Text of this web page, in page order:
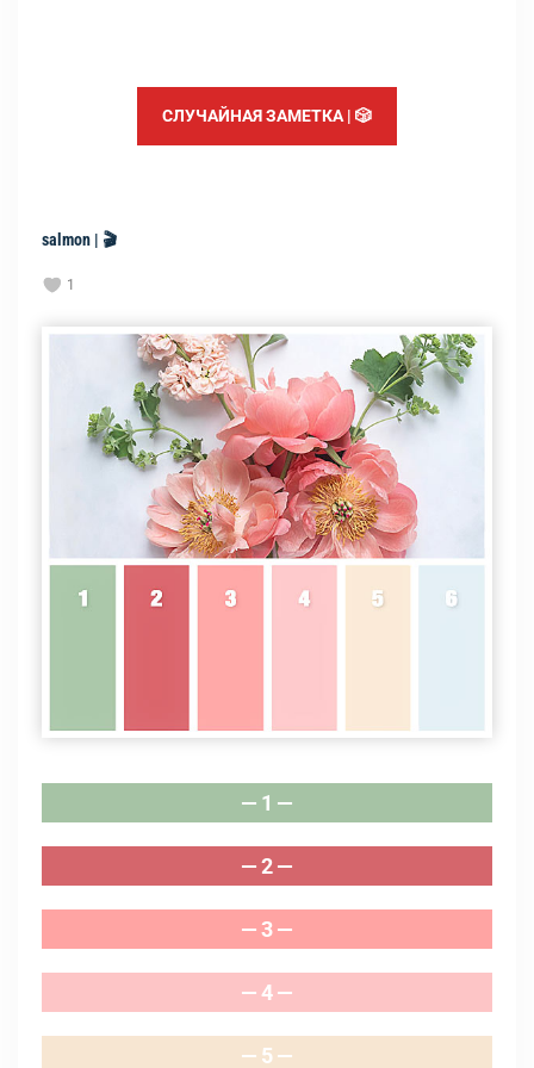
СЛУЧАЙНАЯ ЗАМЕТКА | 🎲
salmon | 🎬
1
— 1 —
— 2 —
— 3 —
— 4 —
— 5 —